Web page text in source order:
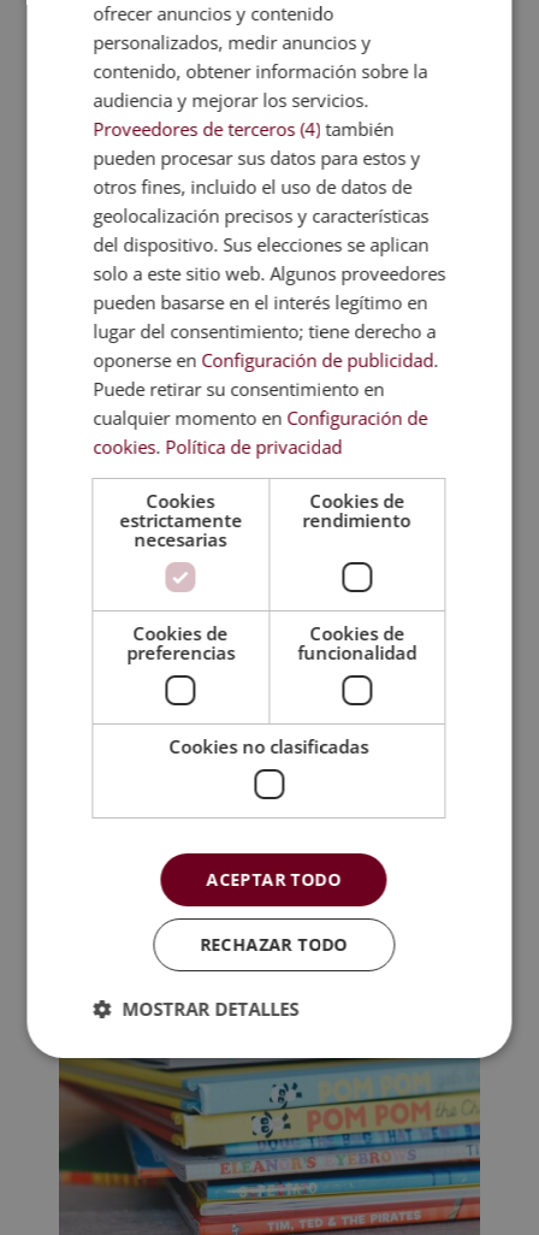
El máster está acualquier persona
interesadaen adquirir conocimientos en
este ámbito profesional. La formación
permite conocer aspectos relacionados con
la organización escolar, la gestión de
recursos, las bases del coaching, el
desarrollo emocional y las técnicas de
mejora personal y profesional.
Temario
Accede al programa formativo y elPDF con
la ficha formativa completa. Conoce el
índice del temario y todo lo que estudiarás
durante tu paso por la escuela.
Metodología
Certificación
Temario
TAMBIÉN TE
RECOMENDAMOS
ofrecer anuncios y contenido
personalizados, medir anuncios y
contenido, obtener información sobre la
audiencia y mejorar los servicios.
Proveedores de terceros (4) también
pueden procesar sus datos para estos y
otros fines, incluido el uso de datos de
geolocalización precisos y características
del dispositivo. Sus elecciones se aplican
solo a este sitio web. Algunos proveedores
pueden basarse en el interés legítimo en
lugar del consentimiento; tiene derecho a
oponerse en Configuración de publicidad.
Puede retirar su consentimiento en
cualquier momento en Configuración de
cookies. Política de privacidad
Cookies
estrictamente
necesarias
Cookies de
rendimiento
Cookies de
preferencias
Cookies de
funcionalidad
Cookies no clasificadas
ACEPTAR TODO
RECHAZAR TODO
MOSTRAR DETALLES